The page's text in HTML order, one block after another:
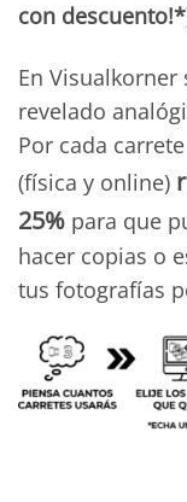
con
En Visualkorner
revelado
Por cada
(física y online)
25% para que
hacer copias o
tus fotografías